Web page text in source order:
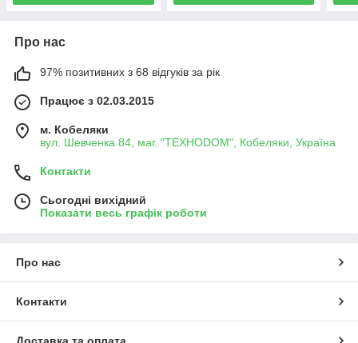
Про нас
97% позитивних з 68 відгуків за рік
Працює з 02.03.2015
м. Кобеляки
вул. Шевченка 84, маг. "ТЕХНОDOM", Кобеляки, Україна
Контакти
Сьогодні вихідний
Показати весь графік роботи
Про нас
Контакти